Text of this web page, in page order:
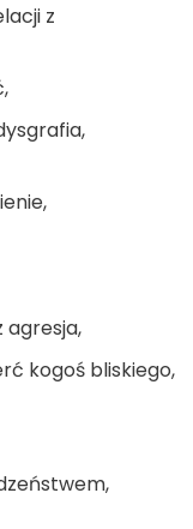
z
agresja,
kogoś bliskiego,